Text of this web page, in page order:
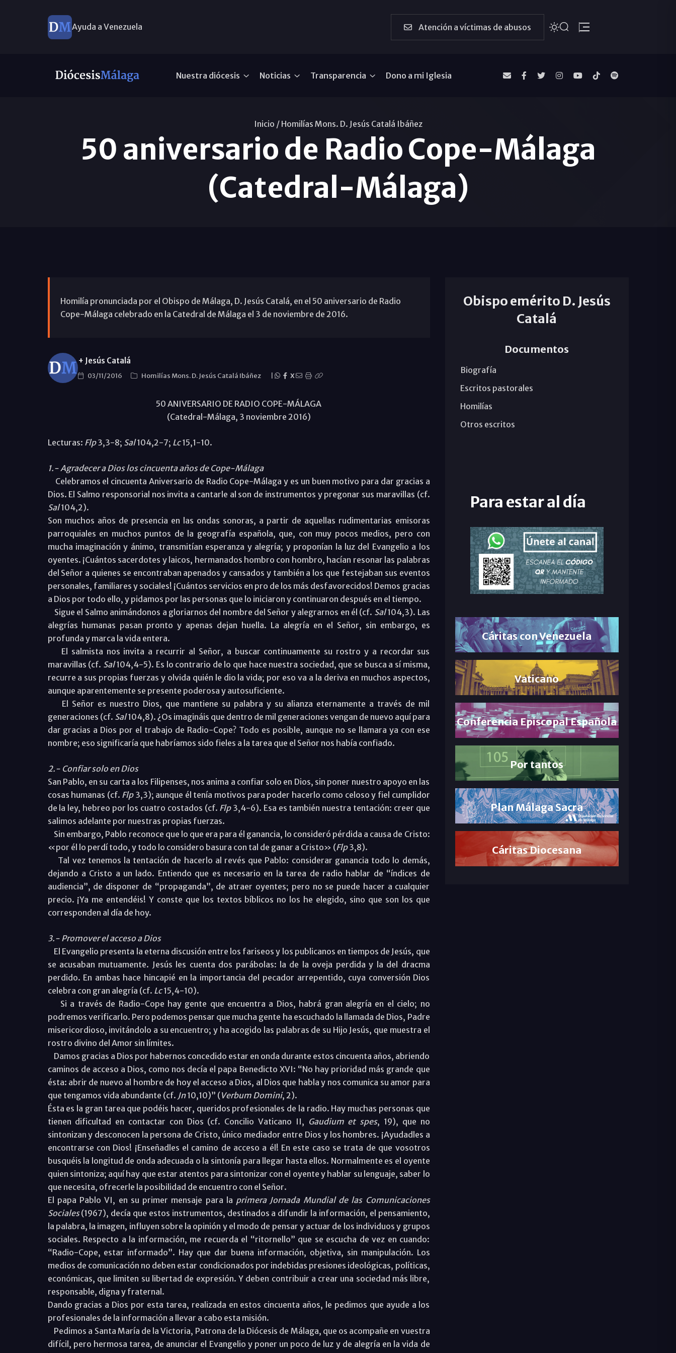
Ayuda a Venezuela Atención a víctimas de abusos
Nuestra diócesis Noticias Transparencia Dono a mi Iglesia
Inicio / Homilías Mons. D. Jesús Catalá Ibáñez
50 aniversario de Radio Cope-Málaga
(Catedral-Málaga)
Homilía pronunciada por el Obispo de Málaga, D. Jesús Catalá, en el 50 aniversario de Radio
Cope-Málaga celebrado en la Catedral de Málaga el 3 de noviembre de 2016.
+ Jesús Catalá
03/11/2016 Homilías Mons. D. Jesús Catalá Ibáñez X
50 ANIVERSARIO DE RADIO COPE-MÁLAGA
(Catedral-Málaga, 3 noviembre 2016)
Lecturas: Flp3,3-8; Sal104,2-7; Lc15,1-10.
1.- Agradecer a Dios los cincuenta años de Cope-Málaga
Celebramos el cincuenta Aniversario de Radio Cope-Málaga y es un buen motivo para dar gracias a
Dios. El Salmo responsorial nos invita a cantarle al son de instrumentos y pregonar sus maravillas (cf.
Sal104,2).
Son muchos años de presencia en las ondas sonoras, a partir de aquellas rudimentarias emisoras
parroquiales en muchos puntos de la geografía española, que, con muy pocos medios, pero con
mucha imaginación y ánimo, transmitían esperanza y alegría; y proponían la luz del Evangelio a los
oyentes. ¡Cuántos sacerdotes y laicos, hermanados hombro con hombro, hacían resonar las palabras
del Señor a quienes se encontraban apenados y cansados y también a los que festejaban sus eventos
personales, familiares y sociales! ¡Cuántos servicios en pro de los más desfavorecidos! Demos gracias
a Dios por todo ello, y pidamos por las personas que lo iniciaron y continuaron después en el tiempo.
Sigue el Salmo animándonos a gloriarnos del nombre del Señor y alegrarnos en él (cf. Sal104,3). Las
alegrías humanas pasan pronto y apenas dejan huella. La alegría en el Señor, sin embargo, es
profunda y marca la vida entera.
El salmista nos invita a recurrir al Señor, a buscar continuamente su rostro y a recordar sus
maravillas (cf. Sal104,4-5). Es lo contrario de lo que hace nuestra sociedad, que se busca a sí misma,
recurre a sus propias fuerzas y olvida quién le dio la vida; por eso va a la deriva en muchos aspectos,
aunque aparentemente se presente poderosa y autosuficiente.
El Señor es nuestro Dios, que mantiene su palabra y su alianza eternamente a través de mil
generaciones (cf. Sal104,8). ¿Os imagináis que dentro de mil generaciones vengan de nuevo aquí para
dar gracias a Dios por el trabajo de Radio-Cope? Todo es posible, aunque no se llamara ya con ese
nombre; eso significaría que habríamos sido fieles a la tarea que el Señor nos había confiado.
2.- Confiar solo en Dios
San Pablo, en su carta a los Filipenses, nos anima a confiar solo en Dios, sin poner nuestro apoyo en las
cosas humanas (cf. Flp3,3); aunque él tenía motivos para poder hacerlo como celoso y fiel cumplidor
de la ley, hebreo por los cuatro costados (cf. Flp3,4-6). Esa es también nuestra tentación: creer que
salimos adelante por nuestras propias fuerzas.
Sin embargo, Pablo reconoce que lo que era para él ganancia, lo consideró pérdida a causa de Cristo:
«por él lo perdí todo, y todo lo considero basura con tal de ganar a Cristo» (Flp3,8).
Tal vez tenemos la tentación de hacerlo al revés que Pablo: considerar ganancia todo lo demás,
dejando a Cristo a un lado. Entiendo que es necesario en la tarea de radio hablar de “índices de
audiencia”, de disponer de “propaganda”, de atraer oyentes; pero no se puede hacer a cualquier
precio. ¡Ya me entendéis! Y conste que los textos bíblicos no los he elegido, sino que son los que
corresponden al día de hoy.
3.- Promover el acceso a Dios
El Evangelio presenta la eterna discusión entre los fariseos y los publicanos en tiempos de Jesús, que
se acusaban mutuamente. Jesús les cuenta dos parábolas: la de la oveja perdida y la del dracma
perdido. En ambas hace hincapié en la importancia del pecador arrepentido, cuya conversión Dios
celebra con gran alegría (cf. Lc15,4-10).
Si a través de Radio-Cope hay gente que encuentra a Dios, habrá gran alegría en el cielo; no
podremos verificarlo. Pero podemos pensar que mucha gente ha escuchado la llamada de Dios, Padre
misericordioso, invitándolo a su encuentro; y ha acogido las palabras de su Hijo Jesús, que muestra el
rostro divino del Amor sin límites.
Damos gracias a Dios por habernos concedido estar en onda durante estos cincuenta años, abriendo
caminos de acceso a Dios, como nos decía el papa Benedicto XVI: “No hay prioridad más grande que
ésta: abrir de nuevo al hombre de hoy el acceso a Dios, al Dios que habla y nos comunica su amor para
que tengamos vida abundante (cf. Jn10,10)” (Verbum Domini, 2).
Ésta es la gran tarea que podéis hacer, queridos profesionales de la radio. Hay muchas personas que
tienen dificultad en contactar con Dios (cf. Concilio Vaticano II, Gaudium et spes, 19), que no
sintonizan y desconocen la persona de Cristo, único mediador entre Dios y los hombres. ¡Ayudadles a
encontrarse con Dios! ¡Enseñadles el camino de acceso a él! En este caso se trata de que vosotros
busquéis la longitud de onda adecuada o la sintonía para llegar hasta ellos. Normalmente es el oyente
quien sintoniza; aquí hay que estar atentos para sintonizar con el oyente y hablar su lenguaje, saber lo
que necesita, ofrecerle la posibilidad de encuentro con el Señor.
El papa Pablo VI, en su primer mensaje para la primera Jornada Mundial de las Comunicaciones
Sociales(1967), decía que estos instrumentos, destinados a difundir la información, el pensamiento,
la palabra, la imagen, influyen sobre la opinión y el modo de pensar y actuar de los individuos y grupos
sociales. Respecto a la información, me recuerda el “ritornello” que se escucha de vez en cuando:
“Radio-Cope, estar informado”. Hay que dar buena información, objetiva, sin manipulación. Los
medios de comunicación no deben estar condicionados por indebidas presiones ideológicas, políticas,
económicas, que limiten su libertad de expresión. Y deben contribuir a crear una sociedad más libre,
responsable, digna y fraternal.
Dando gracias a Dios por esta tarea, realizada en estos cincuenta años, le pedimos que ayude a los
profesionales de la información a llevar a cabo esta misión.
Pedimos a Santa María de la Victoria, Patrona de la Diócesis de Málaga, que os acompañe en vuestra
difícil, pero hermosa tarea, de anunciar el Evangelio y poner un poco de luz y de alegría en la vida de
Obispo emérito D. Jesús
Catalá
Documentos
Biografía
Escritos pastorales
Homilías
Otros escritos
Para estar al día
Cáritas con Venezuela
Vaticano
Conferencia Episcopal Española
Por tantos
Plan Málaga Sacra
Cáritas Diocesana